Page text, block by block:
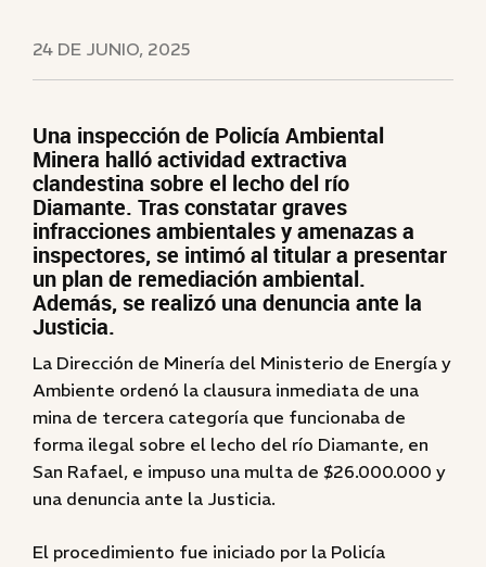
24 DE JUNIO, 2025
Una inspección de Policía Ambiental
Minera halló actividad extractiva
clandestina sobre el lecho del río
Diamante. Tras constatar graves
infracciones ambientales y amenazas a
inspectores, se intimó al titular a presentar
un plan de remediación ambiental.
Además, se realizó una denuncia ante la
Justicia.
La Dirección de Minería del Ministerio de Energía y
Ambiente ordenó la clausura inmediata de una
mina de tercera categoría que funcionaba de
forma ilegal sobre el lecho del río Diamante, en
San Rafael, e impuso una multa de $26.000.000 y
una denuncia ante la Justicia.
El procedimiento fue iniciado por la Policía